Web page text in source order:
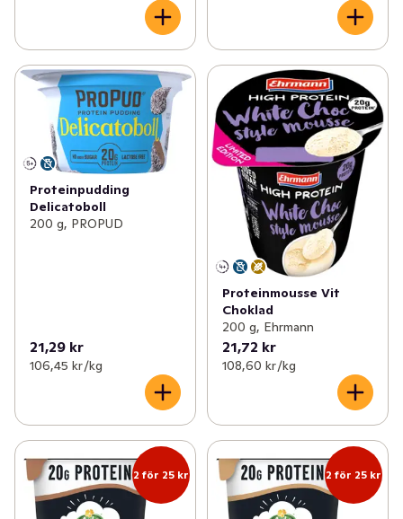
Proteinpudding
Delicatoboll
200 g, PROPUD
21,29 kr
106,45 kr /kg
Proteinmousse Vit
Choklad
200 g, Ehrmann
21,72 kr
108,60 kr /kg
2 för 25 kr 2 för 25 kr